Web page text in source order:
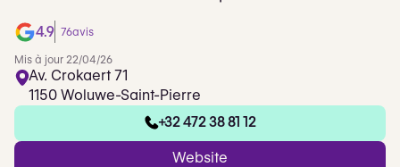
4.9 76avis
Mis à jour 22/04/26
Av. Crokaert 71
1150 Woluwe-Saint-Pierre
+32 472 38 81 12
Website